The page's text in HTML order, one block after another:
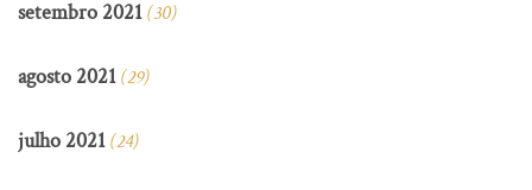
setembro 2021(30)
agosto 2021(29)
julho 2021(24)